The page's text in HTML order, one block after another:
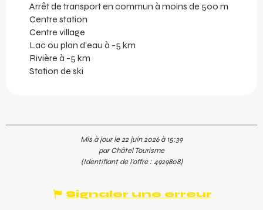
Arrêt de transport en commun à moins de 500 m
Centre station
Centre village
Lac ou plan d'eau à -5 km
Rivière à -5 km
Station de ski
Mis à jour le 22 juin 2026 à 15:39
par Châtel Tourisme
(Identifiant de l'offre :4929808)
Signaler une erreur